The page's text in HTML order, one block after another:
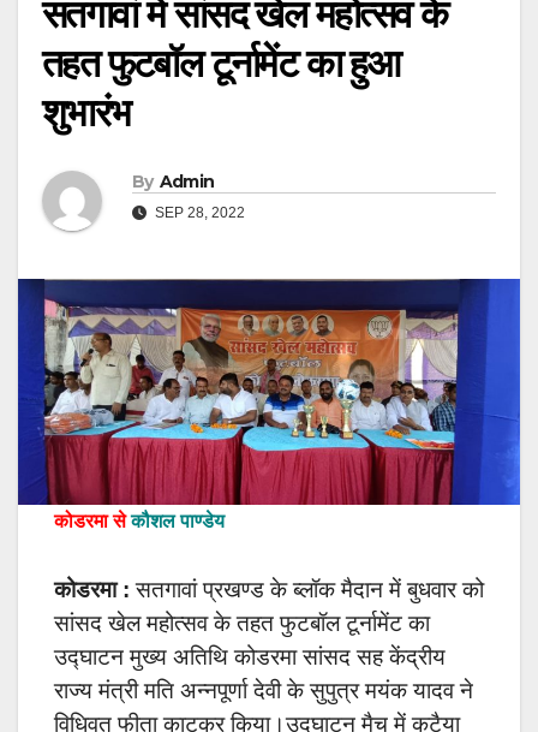
सतगावां में सांसद खेल महोत्सव के
तहत फुटबॉल टूर्नामेंट का हुआ
शुभारंभ
By Admin
SEP 28, 2022
कोडरमा से कौशल पाण्डेय
कोडरमा : सतगावां प्रखण्ड के ब्लॉक मैदान में बुधवार को
सांसद खेल महोत्सव के तहत फुटबॉल टूर्नामेंट का
उद्घाटन मुख्य अतिथि कोडरमा सांसद सह केंद्रीय
राज्य मंत्री मति अन्नपूर्णा देवी के सुपुत्र मयंक यादव ने
विधिवत फीता काटकर किया।उद्घाटन मैच में कटैया